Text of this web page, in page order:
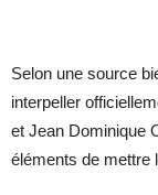
Selon une source
interpeller
et Jean Dominique
éléments de mettre